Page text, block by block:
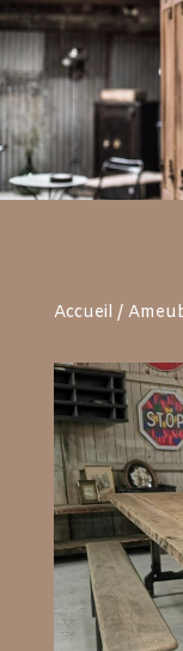
Your content
or in the
every aspect
settings and
module
Accueil /